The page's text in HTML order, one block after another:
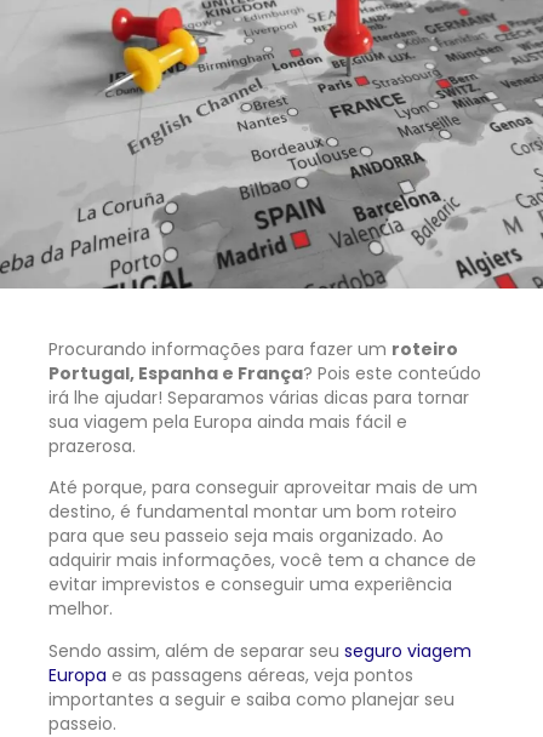
Procurando informações para fazer um roteiro
Portugal, Espanha e França? Pois este conteúdo
irá lhe ajudar! Separamos várias dicas para tornar
sua viagem pela Europa ainda mais fácil e
prazerosa.
Até porque, para conseguir aproveitar mais de um
destino, é fundamental montar um bom roteiro
para que seu passeio seja mais organizado. Ao
adquirir mais informações, você tem a chance de
evitar imprevistos e conseguir uma experiência
melhor.
Sendo assim, além de separar seu seguro viagem
Europa e as passagens aéreas, veja pontos
importantes a seguir e saiba como planejar seu
passeio.